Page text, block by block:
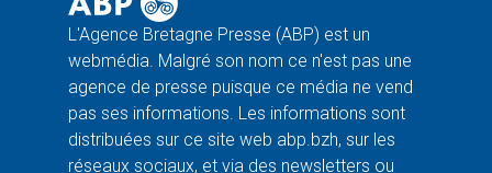
L'Agence Bretagne Presse (ABP) est un
webmédia. Malgré son nom ce n'est pas une
agence de presse puisque ce média ne vend
pas ses informations. Les informations sont
distribuées sur ce site web abp.bzh, sur les
réseaux sociaux, et via des newsletters ou